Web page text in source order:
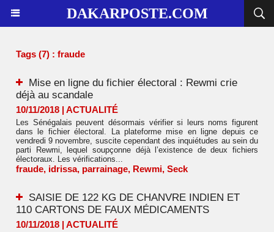
DAKARPOSTE.COM
Tags (7) : fraude
Mise en ligne du fichier électoral : Rewmi crie
déjà au scandale
10/11/2018 | ACTUALITÉ
Les Sénégalais peuvent désormais vérifier si leurs noms figurent
dans le fichier électoral. La plateforme mise en ligne depuis ce
vendredi 9 novembre, suscite cependant des inquiétudes au sein du
parti Rewmi, lequel soupçonne déjà l’existence de deux fichiers
électoraux. Les vérifications...
fraude, idrissa, parrainage, Rewmi, Seck
SAISIE DE 122 KG DE CHANVRE INDIEN ET
110 CARTONS DE FAUX MÉDICAMENTS
10/11/2018 | ACTUALITÉ